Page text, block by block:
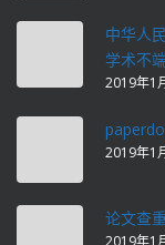
中华人
学术不
2019年1
2019年1
论文查
2019年1